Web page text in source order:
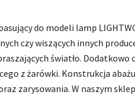
do modeli lamp
czy wiszących innych
światło.
z żarówki. Konstrukcja
zarysowania. W naszym